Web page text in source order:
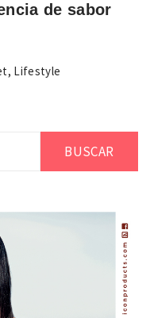
de sabor
, Lifestyle